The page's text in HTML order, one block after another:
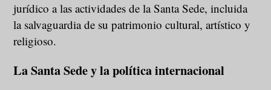
jurídico a las actividades de la Santa Sede, incluida
la salvaguardia de su patrimonio cultural, artístico y
religioso.
La Santa Sede y la política internacional